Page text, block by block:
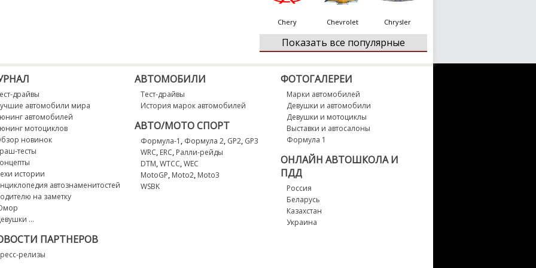
Chery Chevrolet Chrysler
Daihatsu Datsun
DS Ferrari Fiat
Fisker
Показать все популярные
драйвы
автомобили мира
автомобилей
мотоциклов
новинок
тесты
истории
автознаменитостей
на заметку
...
ПАРТНЕРОВ
релизы
АВТОМОБИЛИ
Тест-драйвы
История марок автомобилей
АВТО/МОТО СПОРТ
Формула-1 , Формула 2, GP2, GP3
WRC, ERC, Ралли-рейды
DTM,WTCC,WEC
MotoGP, Moto2, Moto3
WSBK
ФОТОГАЛЕРЕИ
Марки автомобилей
Девушки и автомобили
Девушки и мотоциклы
Выставки и автосалоны
Формула 1
ОНЛАЙН АВТОШКОЛА И
ПДД
Россия
Беларусь
Казахстан
Украина